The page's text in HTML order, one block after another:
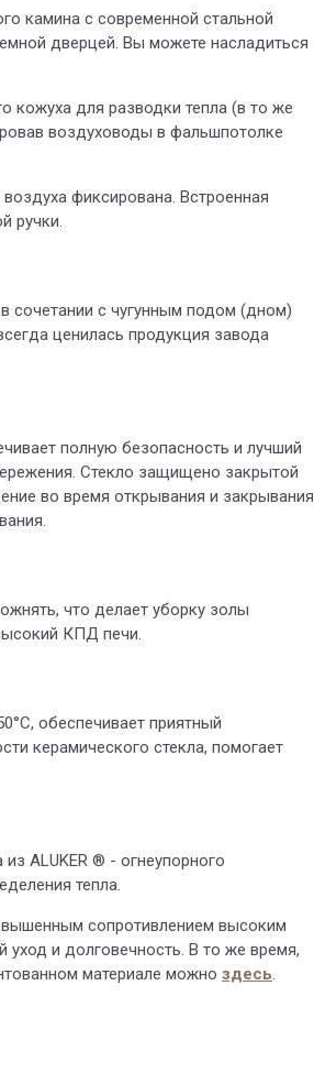
камина с современной стальной
дверцей. Вы можете насладиться
кожуха для разводки тепла (в то же
воздуховоды в фальшпотолке
фиксирована. Встроенная
ручки.
сочетании с чугунным подом (дном)
ценилась продукция завода
полную безопасность и лучший
Стекло защищено закрытой
во время открывания и закрывания
что делает уборку золы
КПД печи.
обеспечивает приятный
керамического стекла, помогает
ALUKER ® - огнеупорного
тепла.
сопротивлением высоким
уход и долговечность. В то же время,
материале можно здесь.